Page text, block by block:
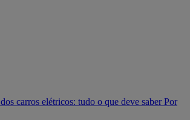
carros elétricos: tudo o que deve saberPor